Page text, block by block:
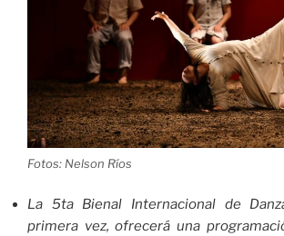
Fotos: Nelson Ríos
La 5ta Bienal Internacional de
primera vez, ofrecerá una